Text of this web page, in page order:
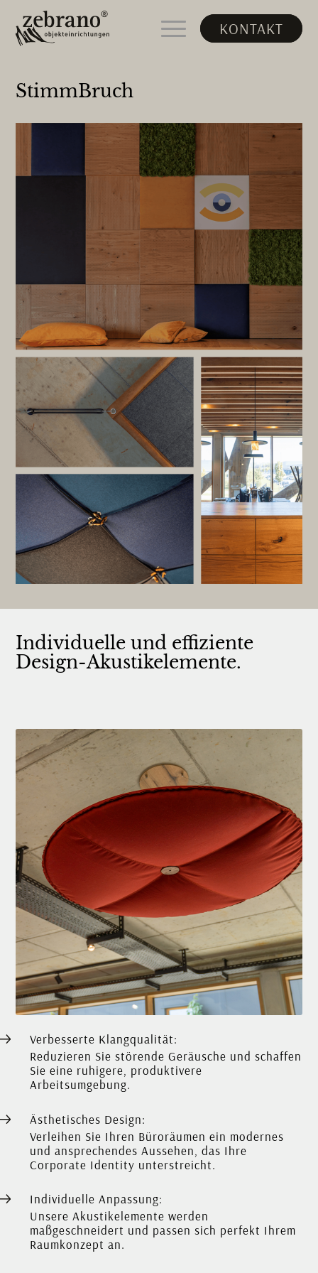
KONTAKT
StimmBruch
Individuelle und effiziente
Design-Akustikelemente.
Verbesserte Klangqualität:
Reduzieren Sie störende Geräusche und schaffen
Sie eine ruhigere, produktivere
Arbeitsumgebung.
Ästhetisches Design:
Verleihen Sie Ihren Büroräumen ein modernes
und ansprechendes Aussehen, das Ihre
Corporate Identity unterstreicht.
Individuelle Anpassung:
Unsere Akustikelemente werden
maßgeschneidert und passen sich perfekt Ihrem
Raumkonzept an.